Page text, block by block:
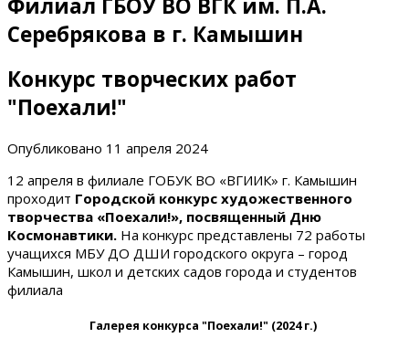
Серебрякова в г. Камышин
Конкурс творческих работ
"Поехали!"
Опубликовано 11 апреля 2024
12 апреля в филиале ГОБУК ВО «ВГИИК» г. Камышин
проходит Городской конкурс художественного
творчества «Поехали!», посвященный Дню
Космонавтики. На конкурс представлены 72 работы
учащихся МБУ ДО ДШИ городского округа – город
Камышин, школ и детских садов города и студентов
филиала
Галерея конкурса "Поехали!" (2024 г.)